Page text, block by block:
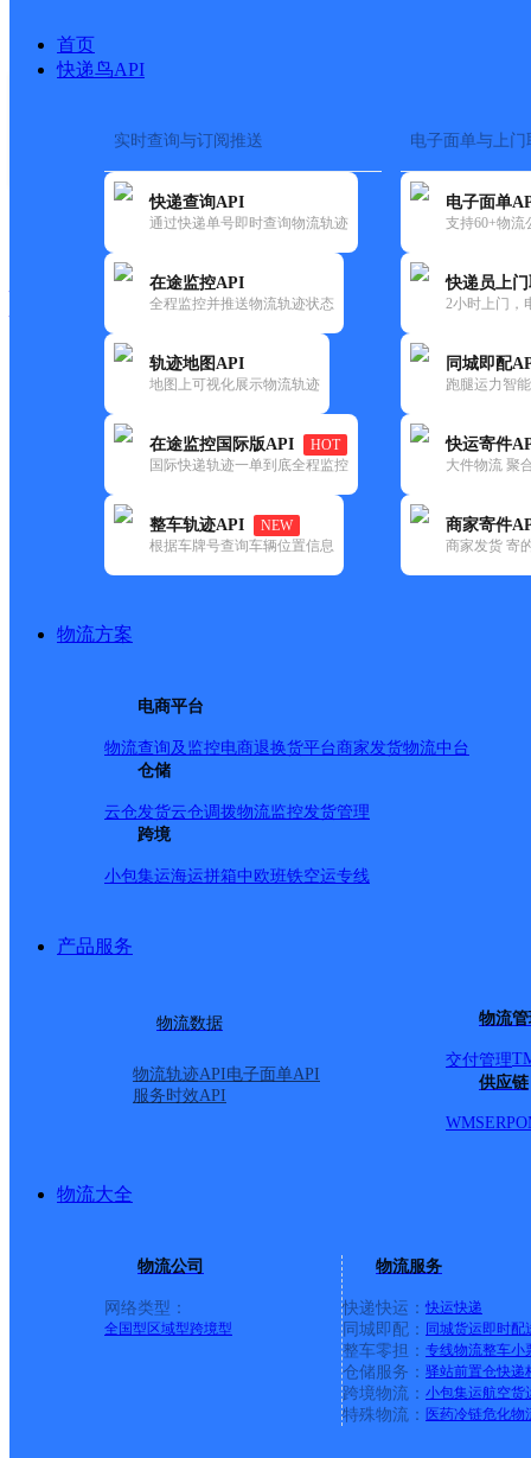
首页
快递鸟API
实时查询与订阅推送
快递查询API
通过快递单号即时查询物流轨迹
在途监控API
全程监控并推送物流轨迹状态
轨迹地图API
地图上可视化展示物流轨迹
在途监控国际版API
HOT
国际快递轨迹一单到底全程监控
整车轨迹API
NEW
根据车牌号查询车辆位置信息
电子面单与上门
电子面单
支持60+物流
快递员上
2小时上门，
同城即配
跑腿运力智
快运寄件
大件物流 聚
商家寄件
商家发货 寄
物流方案
电商平台
物流查询及监控电商退换货平台商家发货物流中台
仓储
云仓发货云仓调拨物流监控发货管理
跨境
小包集运海运拼箱中欧班铁空运专线
产品服务
物流数据
物流轨迹API电子面单API
服务时效API
物流
交付管理
供应链
WMSERP
物流大全
物流公司
网络类型：
全国型 区域型跨境型
物流服务
快递快运： 快运快递
同城即配： 同城货运即时配
整车零担： 专线物流整车小
仓储服务： 驿站前置仓快递
跨境物流： 小包集运航空货
特殊物流： 医药冷链危化物
快运大全 快递时效
邮政
中国邮政集团有限公司安徽省
更新时间：2021-12-03 00:00:00
所属快递：邮政国内
所属区域：安徽省-芜湖市-繁昌区
网点地址：安徽省芜湖市繁昌县繁阳镇沿河北路邮政综合
网点负责人：
中国邮政集团有限公司新疆维吾尔自治区叶城县